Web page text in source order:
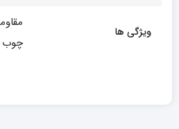
ویژگی ها
چوب